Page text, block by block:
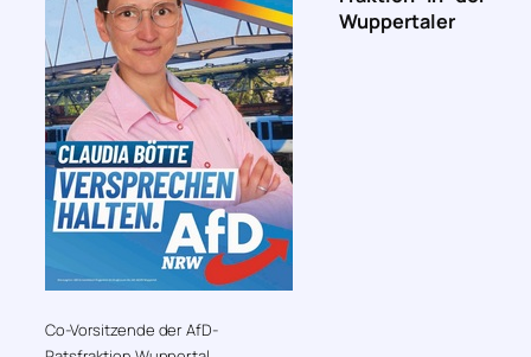
Co-Vorsitzende der AfD-
Wuppertaler